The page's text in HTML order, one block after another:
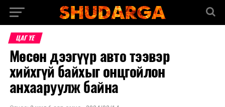
ЦАГ ҮЕ
Мөсөн дээгүүр авто тээвэр
хийхгүй байхыг онцгойлон
анхааруулж байна